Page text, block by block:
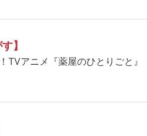
】
TVアニメ『薬屋のひとりごと』